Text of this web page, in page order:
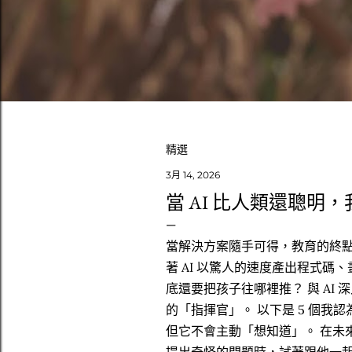
發
表
文
章
精選
3月 14, 2026
當 AI 比人類還聰明
當解決方案隨手可得，教育的終
著 AI 以驚人的速度產出程式碼
底還要把孩子往哪裡推？ 與 AI
的「指揮官」。 以下是 5 個我
但它不會主動「想知道」。 在